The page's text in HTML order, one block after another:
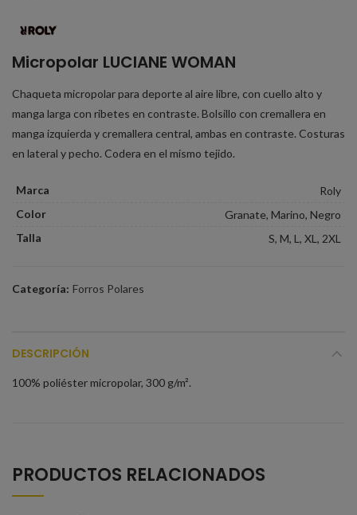
Micropolar LUCIANE WOMAN
Chaqueta micropolar para deporte al aire libre, con cuello alto y
manga larga con ribetes en contraste. Bolsillo con cremallera en
manga izquierda y cremallera central, ambas en contraste. Costuras
en lateral y pecho. Codera en el mismo tejido.
Marca
Roly
Color
Granate, Marino, Negro
Talla
S, M, L, XL, 2XL
Categoría: Forros Polares
DESCRIPCIÓN
100% poliéster micropolar, 300 g/m².
PRODUCTOS RELACIONADOS